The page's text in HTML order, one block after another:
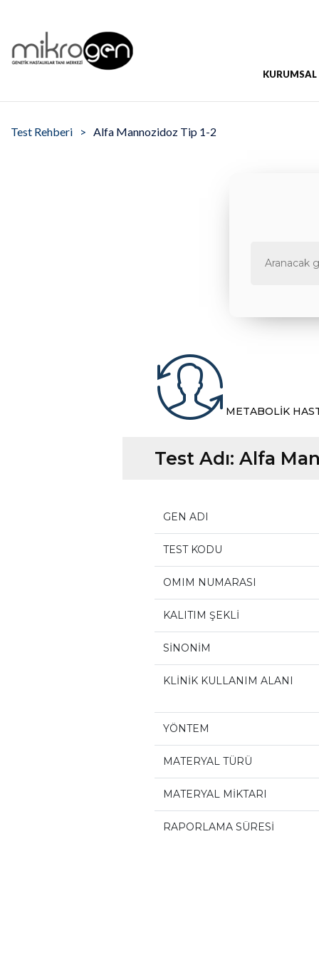
KURUMSAL
Test Rehberi Alfa Mannozidoz Tip 1-2
METABOLİK
Test Adı: Alfa
GEN ADI
TEST KODU
OMIM NUMARASI
KALITIM ŞEKLİ
SİNONİM
KLİNİK KULLANIM ALANI
YÖNTEM
MATERYAL TÜRÜ
MATERYAL MİKTARI
RAPORLAMA SÜRESİ